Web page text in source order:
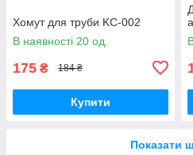
Хомут для труби KC-002
В наявності 20 од.
175 ₴ 184 ₴
Купити
Показати